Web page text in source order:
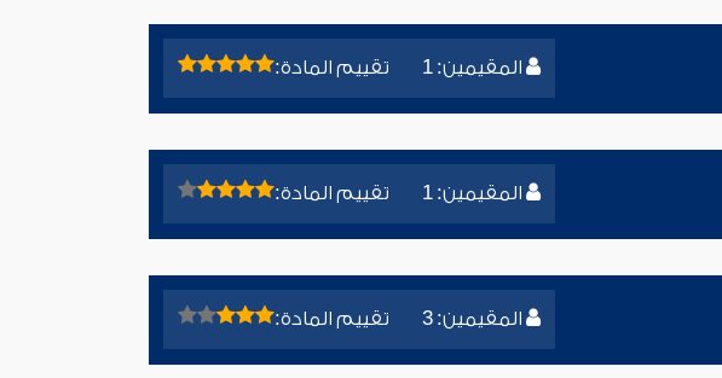
المقيمين: 1 تقييم المادة:
المقيمين: 1 تقييم المادة:
المقيمين: 3 تقييم المادة: